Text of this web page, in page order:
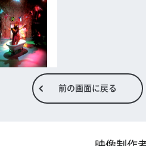
前の画面に戻る